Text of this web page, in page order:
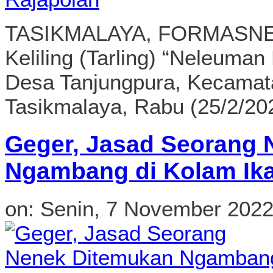
TASIKMALAYA,
Keliling (Tarling)
Desa Tanjungpura,
Tasikmalaya, Rabu (25/2/
Geger, Jasad Seorang
Ngambang di Kolam
on: Senin, 7 November 2022